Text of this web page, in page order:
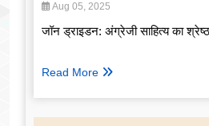
Aug 05, 2025
जॉन ड्राइडन: अंग्रेजी साहित्य का
Read More